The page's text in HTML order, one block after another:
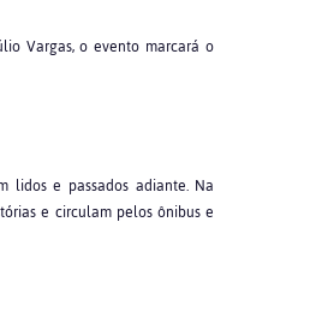
Vargas, o evento marcará o
lidos e passados adiante. Na
e circulam pelos ônibus e